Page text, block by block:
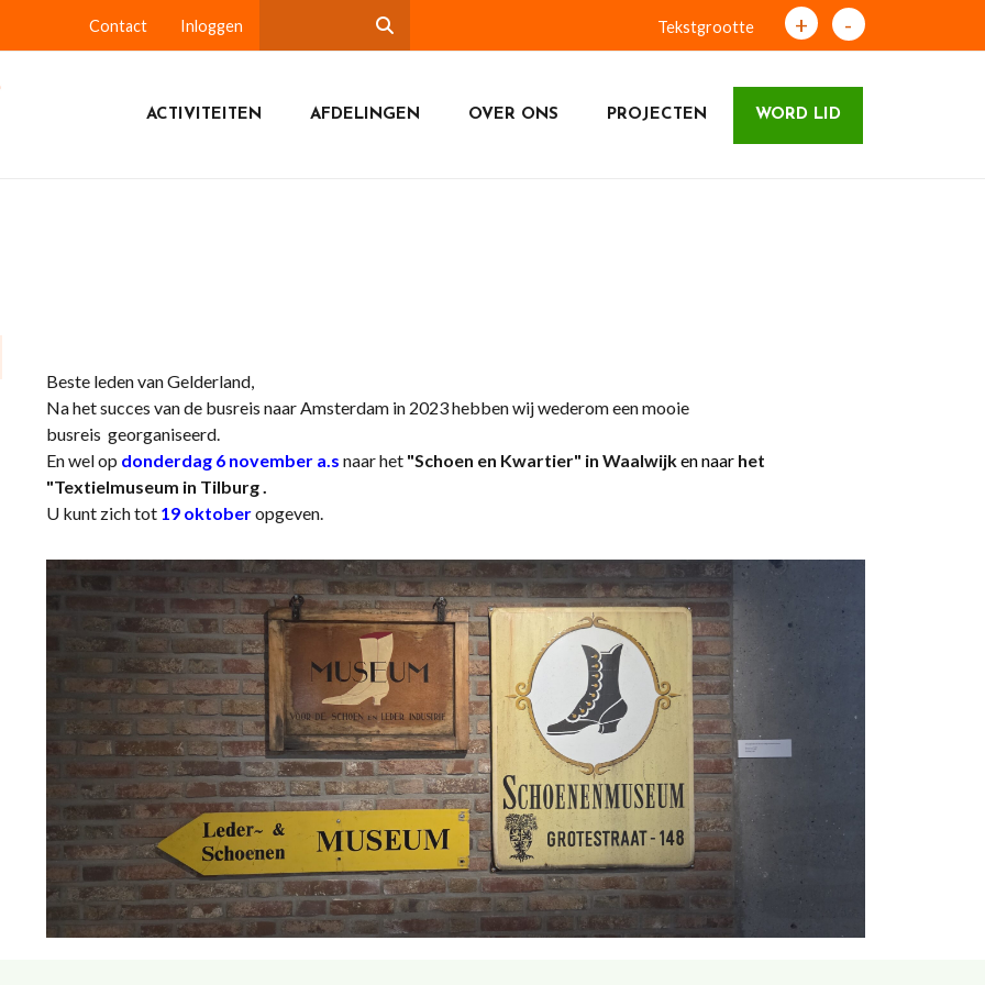
Contact Inloggen Tekstgrootte + -
ACTIVITEITEN AFDELINGEN OVER ONS PROJECTEN WORD LID
Beste leden van Gelderland,
Na het succes van de busreis naar Amsterdam in 2023 hebben wij wederom een mooie
busreis georganiseerd.
En wel op donderdag 6 novembera.s naar het "Schoen en Kwartier" in Waalwijken naarhet
"Textielmuseum in Tilburg .
U kunt zich tot 19 oktoberopgeven.